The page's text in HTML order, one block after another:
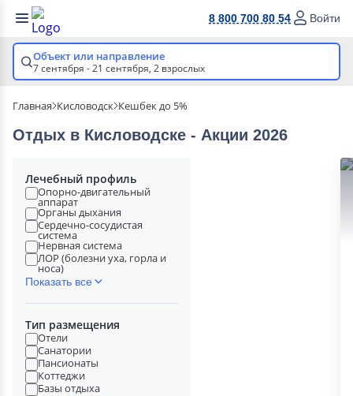
8 800 700 80 54 Войти
Объект или направление
7 сентября - 21 сентября, 2 взрослых
Главная Кисловодск Кешбек до 5%
Отдых в Кисловодске - Акции 2026
Лечебный профиль
Опорно-двигательный
аппарат
Органы дыхания
Сердечно-сосудистая
система
Нервная система
ЛОР (болезни уха, горла и
носа)
Показать все
Тип размещения
Отели
Санатории
Пансионаты
Коттеджи
Базы отдыха